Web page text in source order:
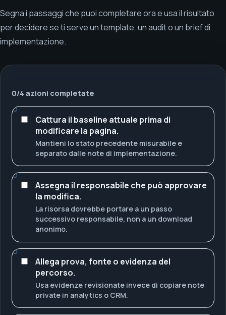
Segna i passaggi che puoi completare ora e usa il risultato
per decidere se ti serve un template, un audit o un brief di
implementazione.
0/4 azioni completate
Cattura il baseline attuale prima di
modificare la pagina.
Mantieni lo stato precedente misurabile e
separato dalle note di implementazione.
Assegna il responsabile che può approvare
la modifica.
La risorsa dovrebbe portare a un passo
successivo responsabile, non a un download
anonimo.
Allega prova, fonte o evidenza del
percorso.
Usa evidenze revisionate invece di copiare note
private in analytics o CRM.